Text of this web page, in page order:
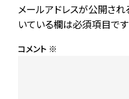
メールアドレスが公開され
いている欄は必須項目です
コメント ※